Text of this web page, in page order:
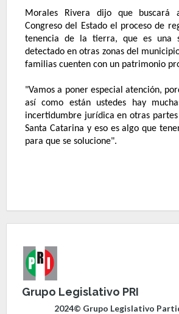
Morales Rivera dijo que buscará
Congreso del Estado el proceso de
tenencia de la tierra, que es una
detectado en otras zonas del
familias cuenten con un patrimonio
"Vamos a poner especial atención,
así como están ustedes hay
incertidumbre jurídica en otras
Santa Catarina y eso es algo que
para que se solucione".
Grupo Legislativo PRI
2024© Grupo Legislativo